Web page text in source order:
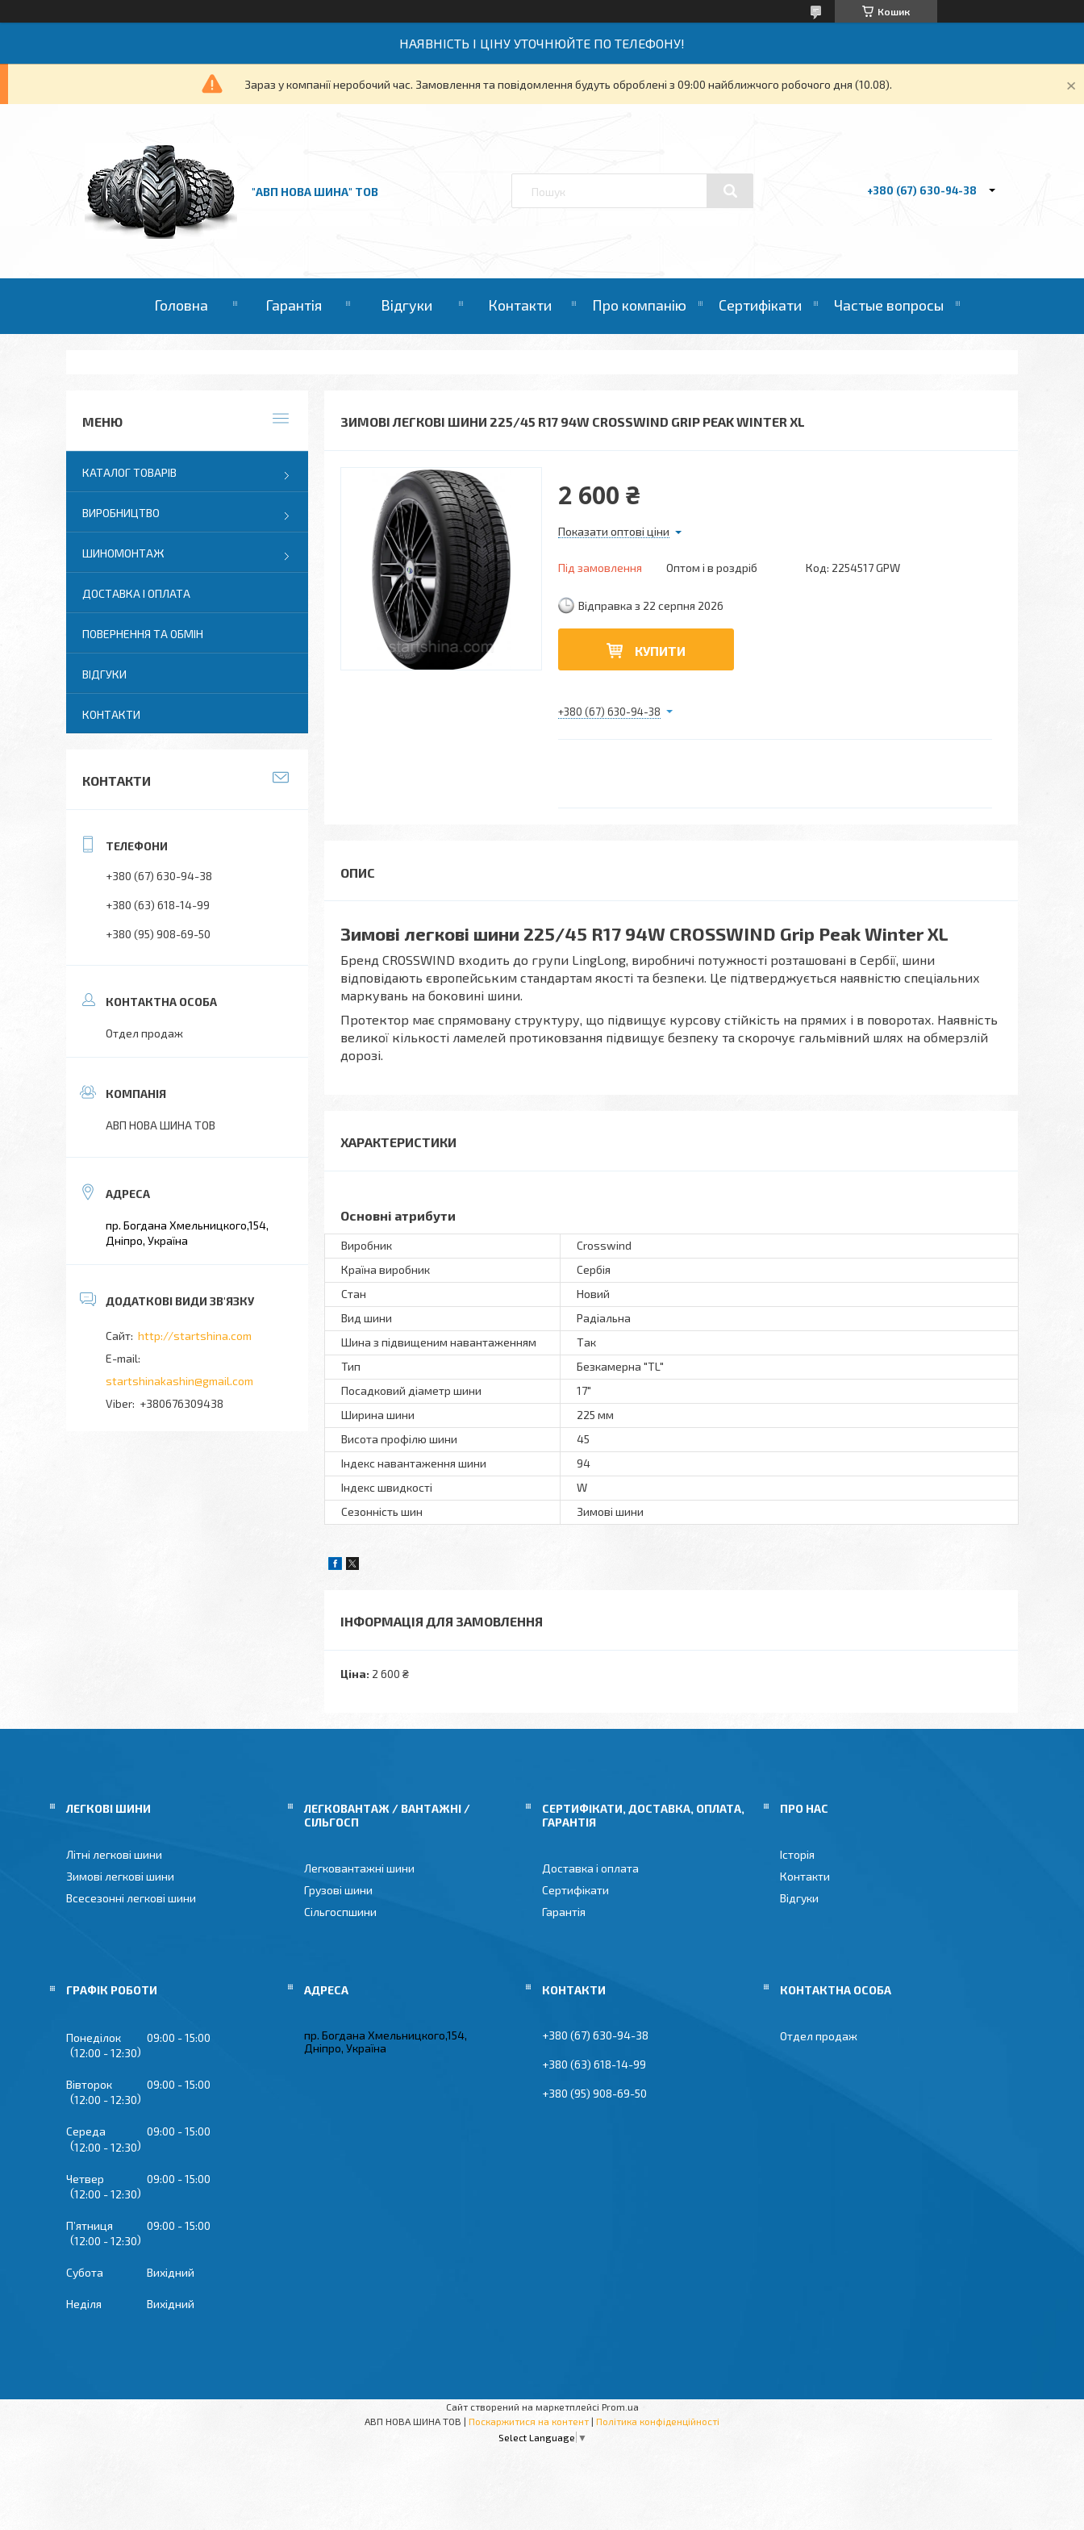
Кошик
НАЯВНІСТЬ І ЦІНУ УТОЧНЮЙТЕ ПО ТЕЛЕФОНУ!
Зараз у компанії неробочий час. Замовлення та повідомлення будуть оброблені з 09:00 найближчого робочого дня (10.08).
"АВП НОВА ШИНА" ТОВ +380 (67) 630-94-38
Головна Гарантія Відгуки Контакти Про компанію Сертифікати Частые вопросы
ЗИМОВІ ЛЕГКОВІ ШИНИ 225/45 R17 94W CROSSWIND GRIP PEAK WINTER XL
2 600 ₴
Показати оптові ціни
Під замовлення Оптом і в роздріб Код: 2254517 GPW
Відправка з 22 серпня 2026
КУПИТИ
+380 (67) 630-94-38
Зимові легкові шини 225/45 R17 94W CROSSWIND Grip Peak Winter XL
Бренд CROSSWIND входить до групи LingLong, виробничі потужності розташовані в Сербії, шини
відповідають європейським стандартам якості та безпеки. Це підтверджується наявністю спеціальних
маркувань на боковині шини.
Протектор має спрямовану структуру, що підвищує курсову стійкість на прямих і в поворотах. Наявність
великої кількості ламелей протиковзання підвищує безпеку та скорочує гальмівний шлях на обмерзлій
дорозі.
ХАРАКТЕРИСТИКИ
Основні атрибути
Виробник
Crosswind
Країна виробник
Сербія
Стан
Новий
Вид шини
Радіальна
Шина з підвищеним навантаженням
Так
Тип
Безкамерна "TL"
Посадковий діаметр шини
17"
Ширина шини
225 мм
Висота профілю шини
45
Індекс навантаження шини
94
Індекс швидкості
W
Сезонність шин
Зимові шини
ІНФОРМАЦІЯ ДЛЯ ЗАМОВЛЕННЯ
Ціна: 2 600 ₴
КАТАЛОГ ТОВАРІВ
ВИРОБНИЦТВО
ШИНОМОНТАЖ
ДОСТАВКА І ОПЛАТА
ПОВЕРНЕННЯ ТА ОБМІН
ВІДГУКИ
КОНТАКТИ
КОНТАКТИ
+380 (67) 630-94-38
+380 (63) 618-14-99
+380 (95) 908-69-50
Отдел продаж
АВП НОВА ШИНА ТОВ
пр. Богдана Хмельницкого,154,
Дніпро, Україна
http://startshina.com
startshinakashin@gmail.com
+380676309438
ЛЕГКОВІ ШИНИ
Літні легкові шини
Зимові легкові шини
Всесезонні легкові шини
ЛЕГКОВАНТАЖ / ВАНТАЖНІ /
СІЛЬГОСП
Легковантажні шини
Грузові шини
Сільгоспшини
СЕРТИФІКАТИ, ДОСТАВКА, ОПЛАТА,
ГАРАНТІЯ
Доставка і оплата
Сертифікати
Гарантія
ПРО НАС
Історія
Контакти
Відгуки
ГРАФІК РОБОТИ
Понеділок 09:00
15:00
12:00
12:30
Вівторок 09:00
15:00
12:00
12:30
Середа 09:00
15:00
12:00
12:30
Четвер 09:00
15:00
12:00
12:30
Пʼятниця 09:00
15:00
12:00
12:30
Субота Вихідний
Неділя Вихідний
пр. Богдана Хмельницкого,154,
Дніпро, Україна
+380 (67) 630-94-38
+380 (63) 618-14-99
+380 (95) 908-69-50
Отдел продаж
Сайт створений на маркетплейсі Prom.ua
АВП НОВА ШИНА ТОВ | Поскаржитися на контент | Політика конфіденційності
Select Language ▼